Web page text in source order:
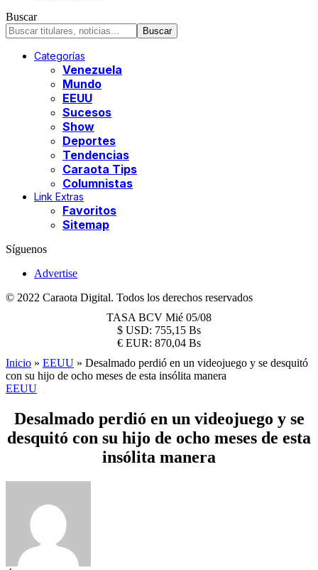
Buscar
Categorías
Venezuela
Mundo
EEUU
Sucesos
Show
Deportes
Tendencias
Caraota Tips
Columnistas
Link Extras
Favoritos
Sitemap
Síguenos
Advertise
© 2022 Caraota Digital. Todos los derechos reservados
TASA BCV Mié 05/08
$ USD: 755,15 Bs
€ EUR: 870,04 Bs
Inicio » EEUU » Desalmado perdió en un videojuego y se desquitó
con su hijo de ocho meses de esta insólita manera
EEUU
Desalmado perdió en un videojuego y se
desquitó con su hijo de ocho meses de esta
insólita manera